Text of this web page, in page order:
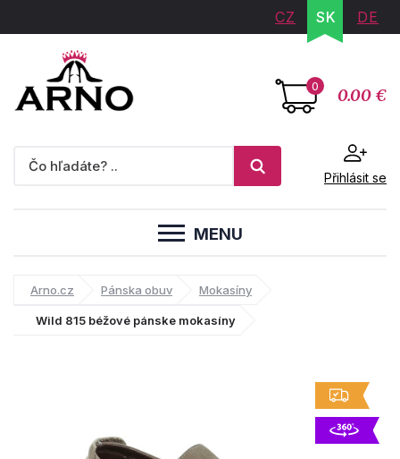
CZ SK DE
0 0.00 €
Přihlásit se
MENU
Arno.cz Pánska obuv Mokasíny
Wild 815 béžové pánske mokasíny